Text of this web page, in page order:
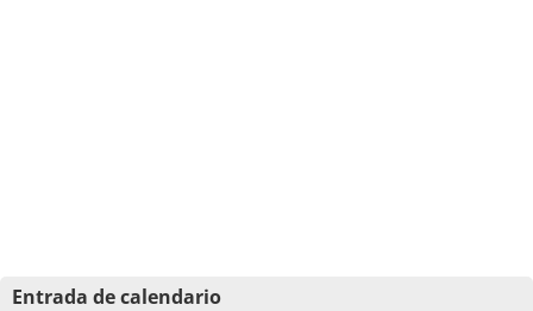
Entrada de calendario